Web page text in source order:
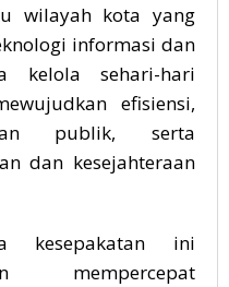
wilayah kota yang
informasi dan
kelola sehari-hari
efisiensi,
publik, serta
dan kesejahteraan
kesepakatan ini
mempercepat